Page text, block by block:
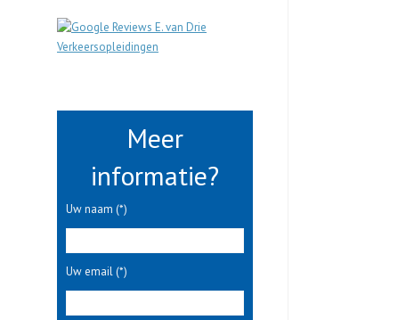
Meer
informatie?
Uw naam (*)
Uw email (*)